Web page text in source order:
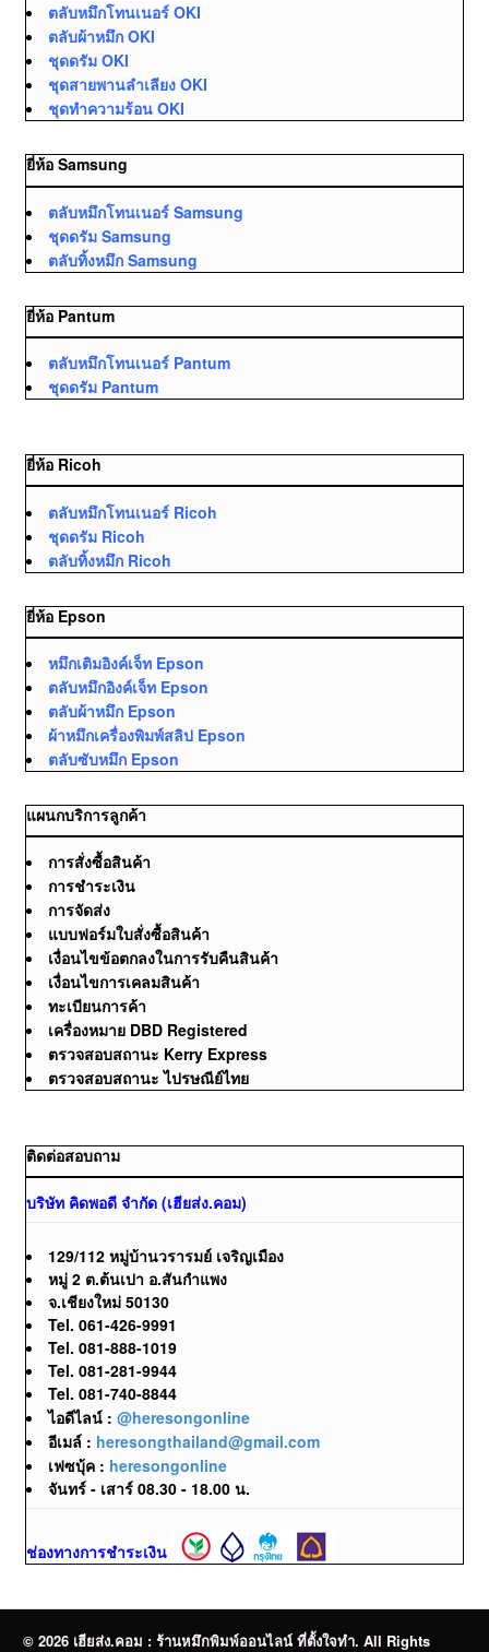
ตลับหมึกโทนเนอร์ OKI
ตลับผ้าหมึก OKI
ชุดดรัม OKI
ชุดสายพานลำเลียง OKI
ชุดทำความร้อน OKI
ยี่ห้อ Samsung
ตลับหมึกโทนเนอร์ Samsung
ชุดดรัม Samsung
ตลับทิ้งหมึก Samsung
ยี่ห้อ Pantum
ตลับหมึกโทนเนอร์ Pantum
ชุดดรัม Pantum
ยี่ห้อ Ricoh
ตลับหมึกโทนเนอร์ Ricoh
ชุดดรัม Ricoh
ตลับทิ้งหมึก Ricoh
ยี่ห้อ Epson
หมึกเติมอิงค์เจ็ท Epson
ตลับหมึกอิงค์เจ็ท Epson
ตลับผ้าหมึก Epson
ผ้าหมึกเครื่องพิมพ์สลิป Epson
ตลับซับหมึก Epson
แผนกบริการลูกค้า
การสั่งซื้อสินค้า
การชำระเงิน
การจัดส่ง
แบบฟอร์มใบสั่งซื้อสินค้า
เงื่อนไขข้อตกลงในการรับคืนสินค้า
เงื่อนไขการเคลมสินค้า
ทะเบียนการค้า
เครื่องหมาย DBD Registered
ตรวจสอบสถานะ Kerry Express
ตรวจสอบสถานะ ไปรษณีย์ไทย
ติดต่อสอบถาม
บริษัท คิดพอดี จำกัด (เฮียส่ง.คอม)
129/112 หมู่บ้านวรารมย์ เจริญเมือง
หมู่ 2 ต.ต้นเปา อ.สันกำแพง
จ.เชียงใหม่ 50130
Tel. 061-426-9991
Tel. 081-888-1019
Tel. 081-281-9944
Tel. 081-740-8844
ไอดีไลน์ : @heresongonline
อีเมล์ : heresongthailand@gmail.com
เฟซบุ้ค : heresongonline
จันทร์ - เสาร์ 08.30 - 18.00 น.
ช่องทางการชำระเงิน
© 2026 เฮียส่ง.คอม : ร้านหมึกพิมพ์ออนไลน์ ที่ตั้งใจทำ. All Rights